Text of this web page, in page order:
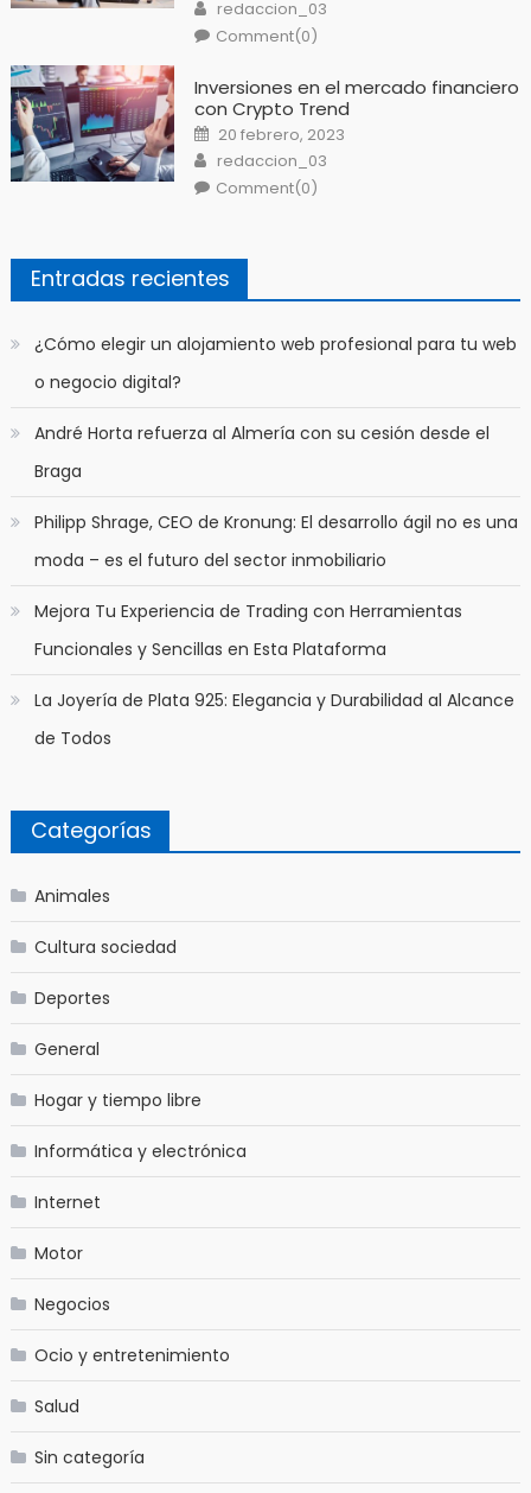
redaccion_03
Comment(0)
Inversiones en el mercado financiero
con Crypto Trend
Posted
on
20 febrero, 2023
Author
redaccion_03
Comment(0)
Entradas recientes
​¿Cómo elegir un alojamiento web profesional para tu web
o negocio digital?
André Horta refuerza al Almería con su cesión desde el
Braga
Philipp Shrage, CEO de Kronung: El desarrollo ágil no es una
moda – es el futuro del sector inmobiliario
Mejora Tu Experiencia de Trading con Herramientas
Funcionales y Sencillas en Esta Plataforma
La Joyería de Plata 925: Elegancia y Durabilidad al Alcance
de Todos
Categorías
Animales
Cultura sociedad
Deportes
General
Hogar y tiempo libre
Informática y electrónica
Internet
Motor
Negocios
Ocio y entretenimiento
Salud
Sin categoría